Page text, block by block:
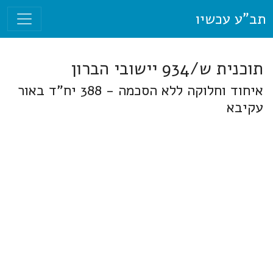
תב"ע עכשיו
תוכנית ש/934 יישובי הברון
איחוד וחלוקה ללא הסכמה - 388 יח"ד באור
עקיבא